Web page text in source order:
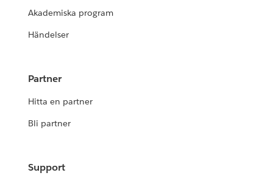
Akademiska program
Händelser
Partner
Hitta en partner
Bli partner
Support